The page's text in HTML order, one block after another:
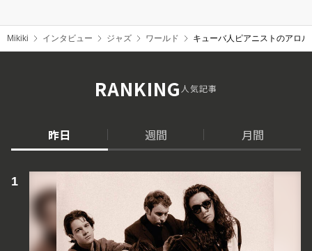
Mikiki インタビュー ジャズ ワールド キューバ人ピアニストのアロ
RANKING人気記事
昨日 週間 月間